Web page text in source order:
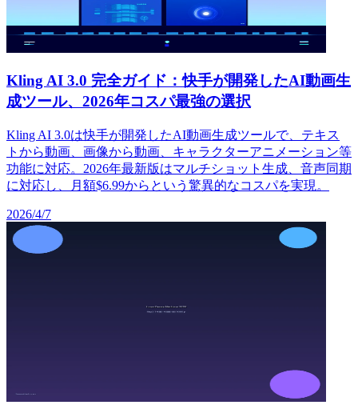
Kling AI 3.0 完全ガイド：快手が開発したAI動画生
成ツール、2026年コスパ最強の選択
Kling AI 3.0は快手が開発したAI動画生成ツールで、テキス
トから動画、画像から動画、キャラクターアニメーション等
功能に対応。2026年最新版はマルチショット生成、音声同期
に対応し、月額$6.99からという驚異的なコスパを実現。
2026/4/7